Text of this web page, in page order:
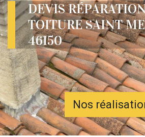
DEVIS
TOITURE SAINT
46150
Nos